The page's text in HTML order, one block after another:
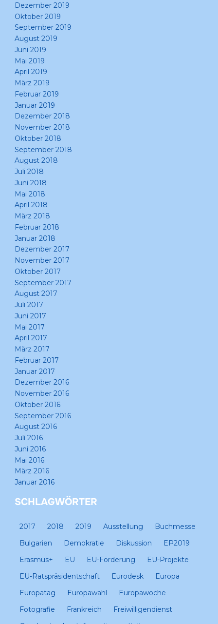
Dezember 2019
Oktober 2019
September 2019
August 2019
Juni 2019
Mai 2019
April 2019
März 2019
Februar 2019
Januar 2019
Dezember 2018
November 2018
Oktober 2018
September 2018
August 2018
Juli 2018
Juni 2018
Mai 2018
April 2018
März 2018
Februar 2018
Januar 2018
Dezember 2017
November 2017
Oktober 2017
September 2017
August 2017
Juli 2017
Juni 2017
Mai 2017
April 2017
März 2017
Februar 2017
Januar 2017
Dezember 2016
November 2016
Oktober 2016
September 2016
August 2016
Juli 2016
Juni 2016
Mai 2016
März 2016
Januar 2016
SCHLAGWÖRTER
2017 2018 2019 Ausstellung
Buchmesse
Bulgarien
Demokratie Diskussion
EP2019
Erasmus+
EU EU-Förderung
EU-Projekte
EU-Ratspräsidentschaft
Eurodesk
Europa
Europatag
Europawahl
Europawoche
Fotografie
Frankreich
Freiwilligendienst